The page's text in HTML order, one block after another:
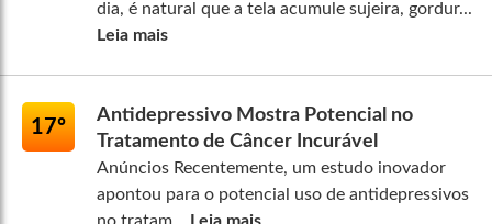
dia, é natural que a tela acumule sujeira, gordur...
Leia mais
17º
Antidepressivo Mostra Potencial no
Tratamento de Câncer Incurável
Anúncios Recentemente, um estudo inovador
apontou para o potencial uso de antidepressivos